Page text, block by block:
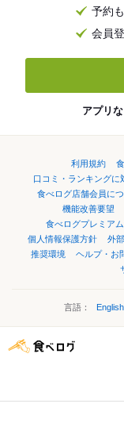
予約
会員
アプリ
利用規約
口コミ・ランキングに
食べログ店舗会員に
機能改善要望
食べログプレミア
個人情報保護方針
外
推奨環境
ヘルプ・お
言語： English